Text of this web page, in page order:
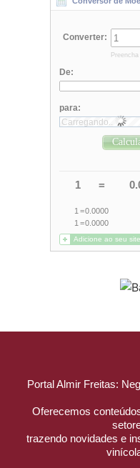
Portal Almir Freitas:
Oferecemos
trazendo novidades e